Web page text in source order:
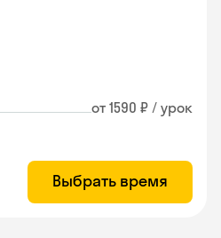
от 1590 ₽ / урок
Выбрать время